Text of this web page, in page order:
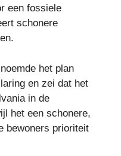
een fossiele
schonere
het plan
en zei dat het
in de
het een schonere,
bewoners prioriteit